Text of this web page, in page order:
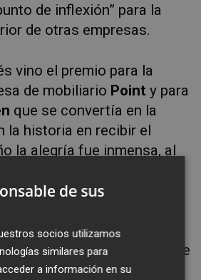
de inflexión” para la
de otras empresas.
vino el premio para la
de mobiliario Point y para
que se convertía en la
la historia en recibir el
la alegría fue inmensa, al
siguiente fue para
decidido dejar de
con su equipo en el
a que lo hiciera por
año en que ya sabíamos que
del Diseño y fue
de sus
socios utilizamos
similares para
a información en su